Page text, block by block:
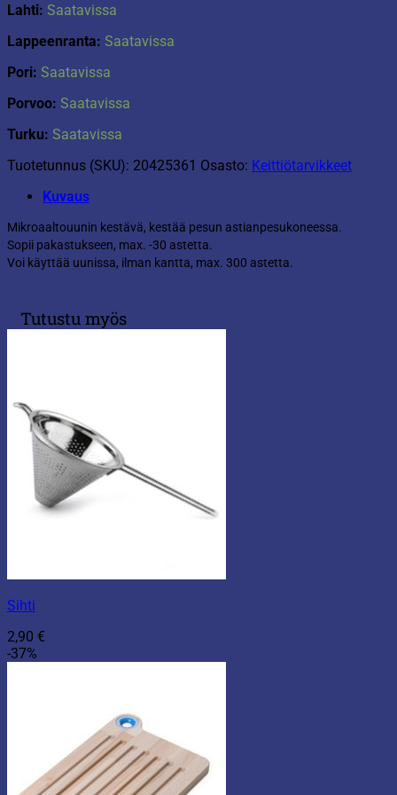
Lahti: Saatavissa
Lappeenranta: Saatavissa
Pori: Saatavissa
Porvoo: Saatavissa
Turku: Saatavissa
Tuotetunnus (SKU): 20425361 Osasto: Keittiötarvikkeet
Kuvaus
Mikroaaltouunin kestävä, kestää pesun astianpesukoneessa.
Sopii pakastukseen, max. -30 astetta.
Voi käyttää uunissa, ilman kantta, max. 300 astetta.
Tutustu myös
Sihti
2,90 €
-37%